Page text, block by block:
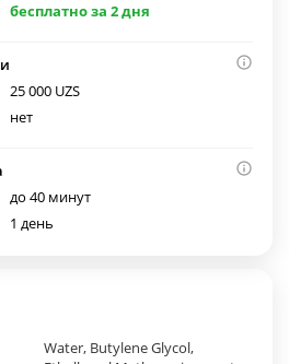
бесплатно за 2 дня
25 000 UZS
нет
до 40 минут
1 день
Water, Butylene Glycol,